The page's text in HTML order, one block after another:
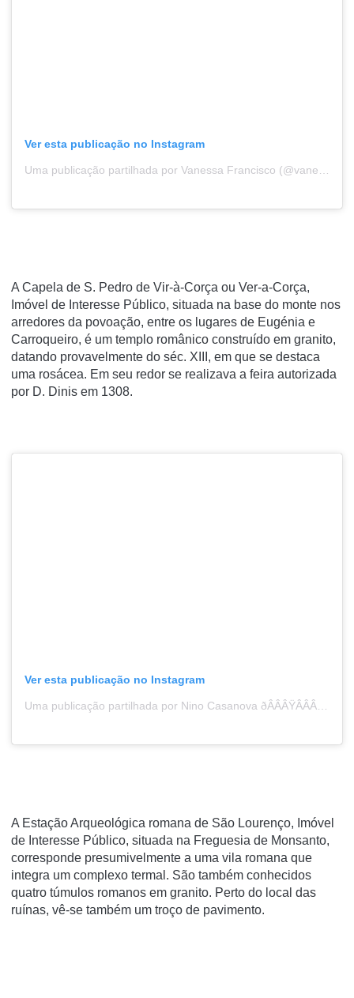
Ver esta publicação no Instagram
A Capela de S. Pedro de Vir-à-Corça ou Ver-a-Corça,
Imóvel de Interesse Público, situada na base do monte nos
arredores da povoação, entre os lugares de Eugénia e
Carroqueiro, é um templo românico construído em granito,
datando provavelmente do séc. XIII, em que se destaca
uma rosácea. Em seu redor se realizava a feira autorizada
por D. Dinis em 1308.
Ver esta publicação no Instagram
A Estação Arqueológica romana de São Lourenço, Imóvel
de Interesse Público, situada na Freguesia de Monsanto,
corresponde presumivelmente a uma vila romana que
integra um complexo termal. São também conhecidos
quatro túmulos romanos em granito. Perto do local das
ruínas, vê-se também um troço de pavimento.